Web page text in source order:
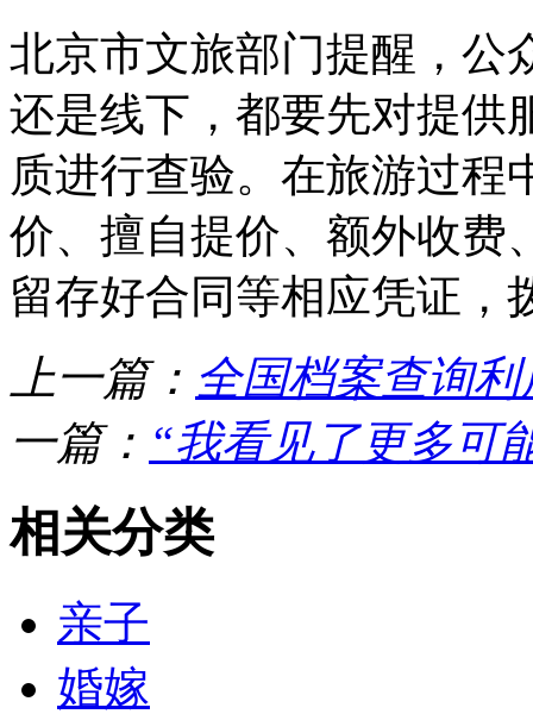
北京市文旅部门提醒，公
还是线下，都要先对提供
质进行查验。在旅游过程
价、擅自提价、额外收费
留存好合同等相应凭证，
上一篇： 全国档案查询
一篇： “我看见了更多可
相关分类
亲子
婚嫁